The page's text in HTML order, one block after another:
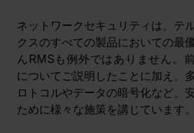
ネットワークセキュリティは、テ
クスのすべての製品においての最
んRMSも例外ではありません。
についてご説明したことに加え、
ロトコルやデータの暗号化など、
ために様々な施策を講じています。